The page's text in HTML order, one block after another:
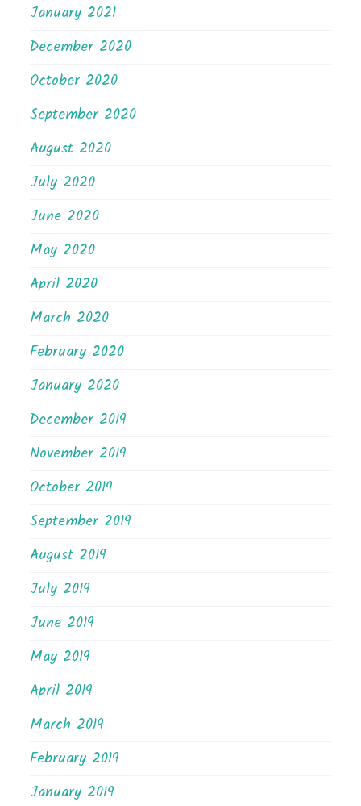
January 2021
December 2020
October 2020
September 2020
August 2020
July 2020
June 2020
May 2020
April 2020
March 2020
February 2020
January 2020
December 2019
November 2019
October 2019
September 2019
August 2019
July 2019
June 2019
May 2019
April 2019
March 2019
February 2019
January 2019